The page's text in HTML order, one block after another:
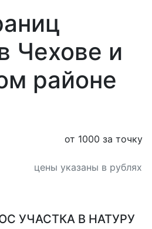
Чехове и
районе
от 1000 за точку
цены указаны в рублях
УЧАСТКА В НАТУРУ